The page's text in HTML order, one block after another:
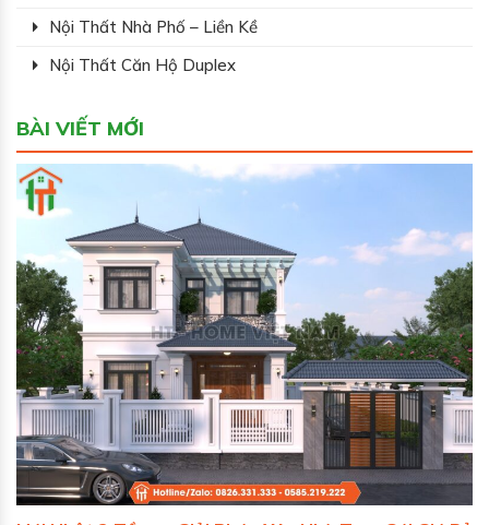
Nội Thất Nhà Phố – Liền Kề
Nội Thất Căn Hộ Duplex
BÀI VIẾT MỚI